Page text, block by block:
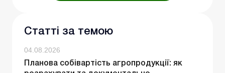
Статті за темою
04.08.2026
Планова собівартість агропродукції: як